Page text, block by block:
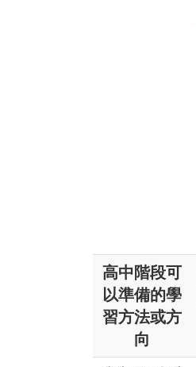
高中階段可
以準備的學
習方法或方
向